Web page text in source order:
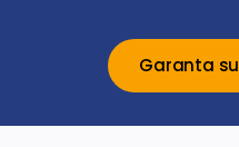
Garanta